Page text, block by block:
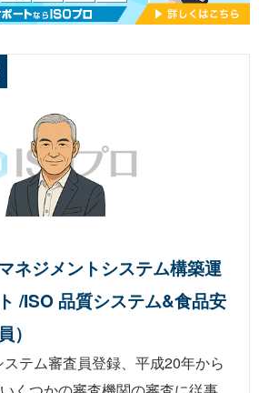
ネジメントシステム構築運
/ISO 品質システム&食品安
）
テム審査員登録、平成20年から